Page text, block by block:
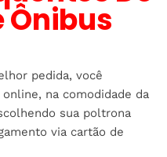
Ônibus
pedida, você
na comodidade da
sua poltrona
via cartão de